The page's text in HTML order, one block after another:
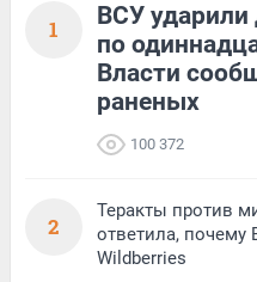
1
ВСУ ударили
по
Власти
раненых
100 372
2
Теракты против
ответила, почему
Wildberries